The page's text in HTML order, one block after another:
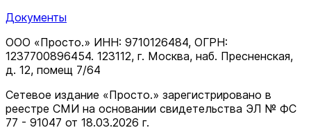
Документы
ООО «Просто.» ИНН: 9710126484, ОГРН:
1237700896454. 123112, г. Москва, наб. Пресненская,
д. 12, помещ 7/64
Сетевое издание «Просто.» зарегистрировано в
реестре СМИ на основании свидетельства ЭЛ № ФС
77 - 91047 от 18.03.2026 г.